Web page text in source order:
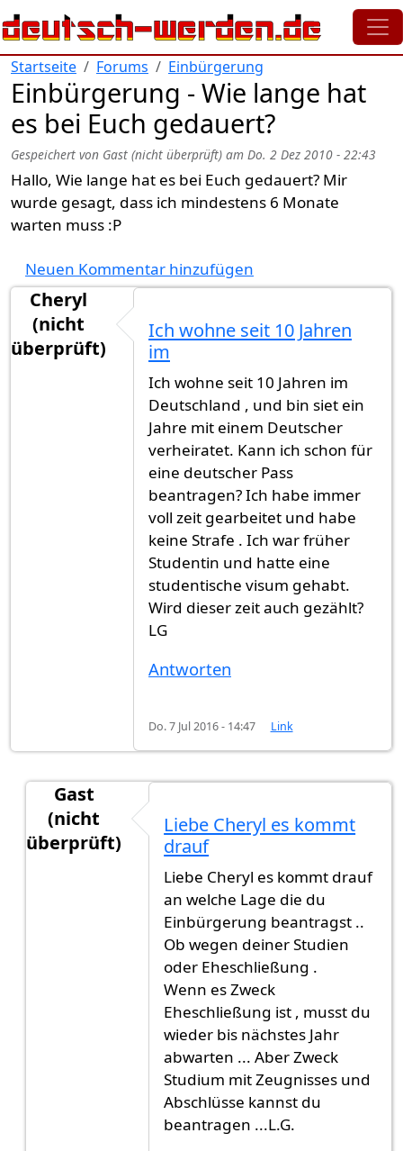
Direkt zum Inhalt
Startseite Forums Einbürgerung
Einbürgerung - Wie lange hat
es bei Euch gedauert?
Gespeichert von Gast (nicht überprüft) am Do. 2 Dez 2010 - 22:43
Hallo, Wie lange hat es bei Euch gedauert? Mir
wurde gesagt, dass ich mindestens 6 Monate
warten muss :P
Neuen Kommentar hinzufügen
Cheryl
(nicht
überprüft)
Ich wohne seit 10 Jahren
im
Ich wohne seit 10 Jahren im
Deutschland , und bin siet ein
Jahre mit einem Deutscher
verheiratet. Kann ich schon für
eine deutscher Pass
beantragen? Ich habe immer
voll zeit gearbeitet und habe
keine Strafe . Ich war früher
Studentin und hatte eine
studentische visum gehabt.
Wird dieser zeit auch gezählt?
LG
Antworten
Do. 7 Jul 2016 - 14:47 Link
Gast
(nicht
überprüft)
Ich wohne seit 10 Jahren im von
Liebe Cheryl es kommt
drauf
Liebe Cheryl es kommt drauf
an welche Lage die du
Einbürgerung beantragst ..
Ob wegen deiner Studien
oder Eheschließung .
Wenn es Zweck
Eheschließung ist , musst du
wieder bis nächstes Jahr
abwarten ... Aber Zweck
Studium mit Zeugnisses und
Abschlüsse kannst du
beantragen ...L.G.